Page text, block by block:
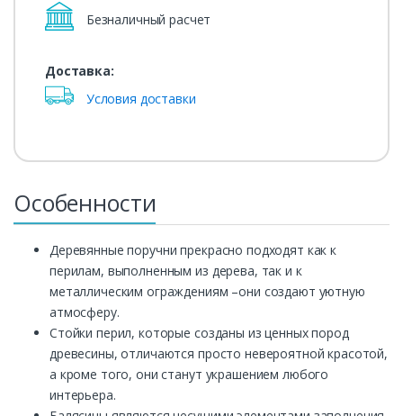
Безналичный расчет
Доставка:
Условия доставки
Особенности
Деревянные поручни прекрасно подходят как к
перилам, выполненным из дерева, так и к
металлическим ограждениям –они создают уютную
атмосферу.
Стойки перил, которые созданы из ценных пород
древесины, отличаются просто невероятной красотой,
а кроме того, они станут украшением любого
интерьера.